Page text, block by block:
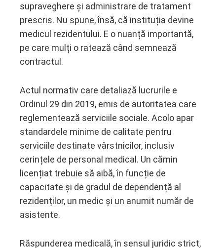
supraveghere și administrare de tratament
prescris. Nu spune, însă, că instituția devine
medicul rezidentului. E o nuanță importantă,
pe care mulți o ratează când semnează
contractul.
Actul normativ care detaliază lucrurile e
Ordinul 29 din 2019, emis de autoritatea care
reglementează serviciile sociale. Acolo apar
standardele minime de calitate pentru
serviciile destinate vârstnicilor, inclusiv
cerințele de personal medical. Un cămin
licențiat trebuie să aibă, în funcție de
capacitate și de gradul de dependență al
rezidenților, un medic și un anumit număr de
asistente.
Răspunderea medicală, în sensul juridic strict,